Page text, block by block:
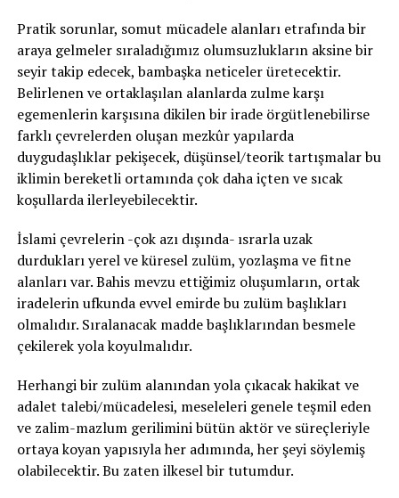
Pratik sorunlar, somut mücadele alanları etrafında bir
araya gelmeler sıraladığımız olumsuzlukların aksine bir
seyir takip edecek, bambaşka neticeler üretecektir.
Belirlenen ve ortaklaşılan alanlarda zulme karşı
egemenlerin karşısına dikilen bir irade örgütlenebilirse
farklı çevrelerden oluşan mezkûr yapılarda
duygudaşlıklar pekişecek, düşünsel/teorik tartışmalar bu
iklimin bereketli ortamında çok daha içten ve sıcak
koşullarda ilerleyebilecektir.
İslami çevrelerin -çok azı dışında- ısrarla uzak
durdukları yerel ve küresel zulüm, yozlaşma ve fitne
alanları var. Bahis mevzu ettiğimiz oluşumların, ortak
iradelerin ufkunda evvel emirde bu zulüm başlıkları
olmalıdır. Sıralanacak madde başlıklarından besmele
çekilerek yola koyulmalıdır.
Herhangi bir zulüm alanından yola çıkacak hakikat ve
adalet talebi/mücadelesi, meseleleri genele teşmil eden
ve zalim-mazlum gerilimini bütün aktör ve süreçleriyle
ortaya koyan yapısıyla her adımında, her şeyi söylemiş
olabilecektir. Bu zaten ilkesel bir tutumdur.